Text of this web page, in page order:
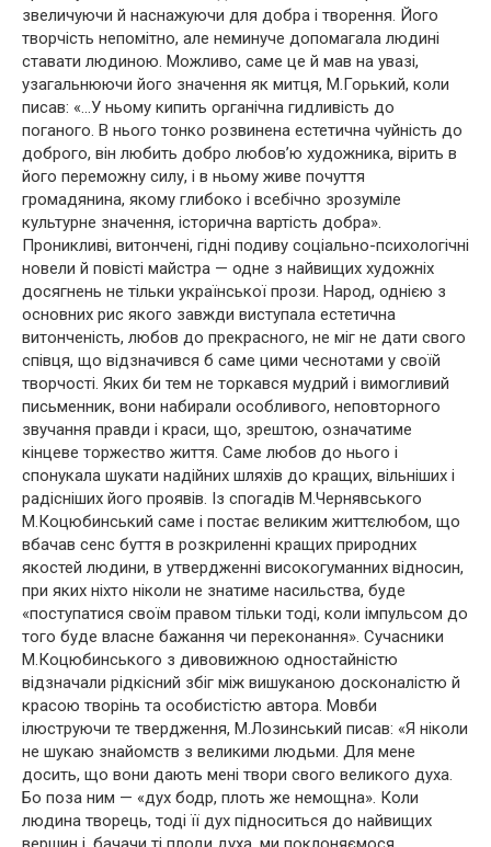
звеличуючи й наснажуючи для добра і творення. Його
творчість непомітно, але неминуче допомагала людині
ставати людиною. Можливо, саме це й мав на увазі,
узагальнюючи його значення як митця, М.Горький, коли
писав: «…У ньому кипить органічна гидливість до
поганого. В нього тонко розвинена естетична чуйність до
доброго, він любить добро любов’ю художника, вірить в
його переможну силу, і в ньому живе почуття
громадянина, якому глибоко і всебічно зрозуміле
культурне значення, історична вартість добра».
Проникливі, витончені, гідні подиву соціально-психологічні
новели й повісті майстра — одне з найвищих художніх
досягнень не тільки української прози. Народ, однією з
основних рис якого завжди виступала естетична
витонченість, любов до прекрасного, не міг не дати свого
співця, що відзначився б саме цими чеснотами у своїй
творчості. Яких би тем не торкався мудрий і вимогливий
письменник, вони набирали особливого, неповторного
звучання правди і краси, що, зрештою, означатиме
кінцеве торжество життя. Саме любов до нього і
спонукала шукати надійних шляхів до кращих, вільніших і
радісніших його проявів. Із спогадів М.Чернявського
М.Коцюбинський саме і постає великим життєлюбом, що
вбачав сенс буття в розкриленні кращих природних
якостей людини, в утвердженні високогуманних відносин,
при яких ніхто ніколи не знатиме насильства, буде
«поступатися своїм правом тільки тоді, коли імпульсом до
того буде власне бажання чи переконання». Сучасники
М.Коцюбинського з дивовижною одностайністю
відзначали рідкісний збіг між вишуканою досконалістю й
красою творінь та особистістю автора. Мовби
ілюструючи те твердження, М.Лозинський писав: «Я ніколи
не шукаю знайомств з великими людьми. Для мене
досить, що вони дають мені твори свого великого духа.
Бо поза ним — «дух бодр, плоть же немощна». Коли
людина творець, тоді її дух підноситься до найвищих